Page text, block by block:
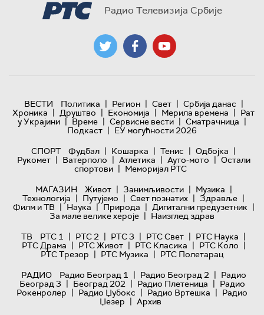
Радио Телевизија Србије
ВЕСТИ Политика | Регион | Свет | Србија данас |
Хроника | Друштво | Економија | Мерила времена | Рат
у Украјини | Време | Сервисне вести | Сматрачница |
Подкаст | ЕУ могућности 2026
СПОРТ
Фудбал | Кошарка | Тенис | Одбојка |
Рукомет | Ватерполо | Атлетика | Ауто-мото | Остали
спортови | Меморијал РТС
МАГАЗИН
Живот | Занимљивости | Музика |
Технологијa | Путујемо | Свет познатих | Здравље |
Филм и ТВ | Наука | Природа | Дигитални предузетник |
За мале велике хероје | Наизглед здрав
ТВ
РТС 1 | РТС 2 | РТС 3 | РТС Свет | РТС Наука |
РТС Драма | РТС Живот | РТС Класика | РТС Коло |
РТС Трезор | РТС Музика | РТС Полетарац
РАДИО
Радио Београд 1 | Радио Београд 2 | Радио
Београд 3 | Београд 202 | Радио Плетеница | Радио
Рокенролер | Радио Џубокс | Радио Вртешка | Радио
Џезер | Архив